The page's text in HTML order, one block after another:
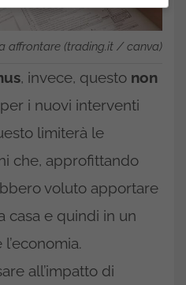
affrontare (trading.it / canva)
, invece, questo non
per i nuovi interventi
limiterà le
che, approfittando
voluto apportare
casa e quindi in un
all’impatto di